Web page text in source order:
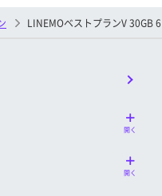
、受取日を含めて30
は行いません。
ン2」「LINEMOベス
い場合があります。
お時間がかかりま
の対象外です。
LINEMOベストプランV 30GB
開く
開く